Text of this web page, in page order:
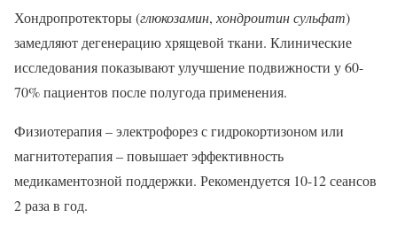
Хондропротекторы (глюкозамин, хондроитин сульфат)
замедляют дегенерацию хрящевой ткани. Клинические
исследования показывают улучшение подвижности у 60-
70% пациентов после полугода применения.
Физиотерапия – электрофорез с гидрокортизоном или
магнитотерапия – повышает эффективность
медикаментозной поддержки. Рекомендуется 10-12 сеансов
2 раза в год.